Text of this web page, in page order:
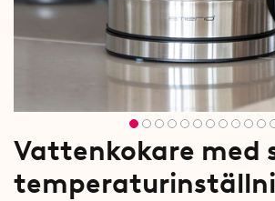
Vattenkokare med